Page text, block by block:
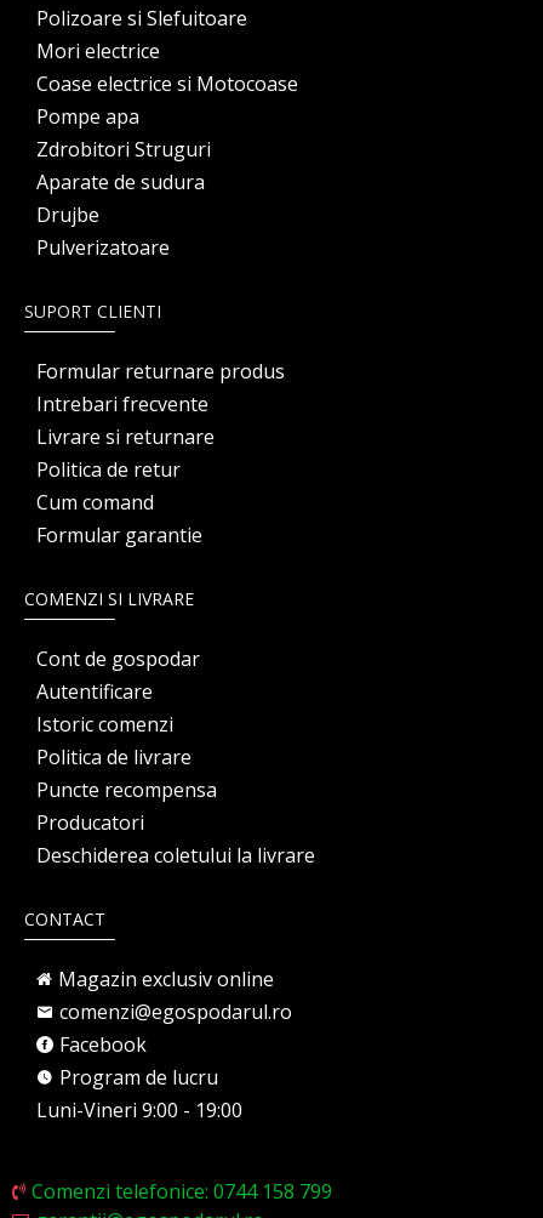
Polizoare si Slefuitoare
Mori electrice
Coase electrice si Motocoase
Pompe apa
Zdrobitori Struguri
Aparate de sudura
Drujbe
Pulverizatoare
SUPORT CLIENTI
Formular returnare produs
Intrebari frecvente
Livrare si returnare
Politica de retur
Cum comand
Formular garantie
COMENZI SI LIVRARE
Cont de gospodar
Autentificare
Istoric comenzi
Politica de livrare
Puncte recompensa
Producatori
Deschiderea coletului la livrare
CONTACT
Magazin exclusiv online
comenzi@egospodarul.ro
Facebook
Program de lucru
Luni-Vineri 9:00 - 19:00
Comenzi telefonice: 0744 158 799